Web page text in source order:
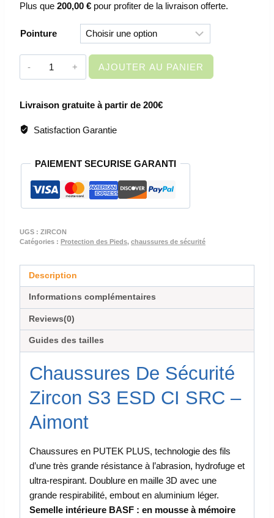
Plus que 200,00 € pour profiter de la livraison offerte.
Pointure
quantité
DE
HAUTES
-
ZIRCON
S3
ESD
SRC
AJOUTER AU PANIER
Livraison gratuite à partir de 200€
Satisfaction Garantie
PAIEMENT SECURISE GARANTI
UGS : ZIRCON
Catégories : Protection des Pieds, chaussures de sécurité
Description
Informations complémentaires
Reviews(0)
Guides des tailles
Chaussures De Sécurité
Zircon S3 ESD CI SRC –
Aimont
Chaussures en PUTEK PLUS, technologie des fils
d’une très grande résistance à l’abrasion, hydrofuge et
ultra-respirant. Doublure en maille 3D avec une
grande respirabilité, embout en aluminium léger.
Semelle intérieure BASF : en mousse à mémoire